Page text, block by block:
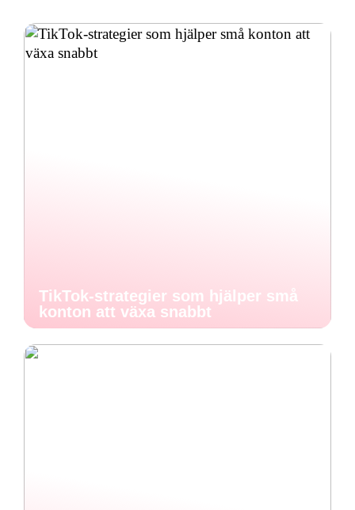
TikTok-strategier som hjälper små
konton att växa snabbt